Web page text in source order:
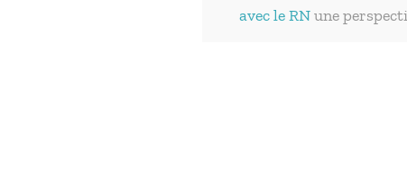
avec le RNune